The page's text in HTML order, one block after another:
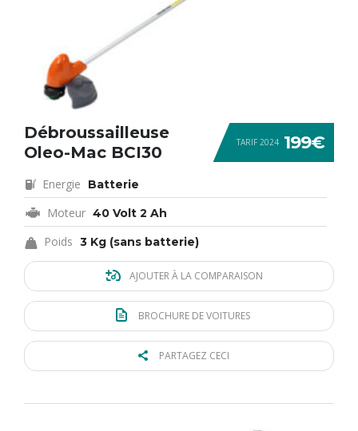
TARIF 2024 199€
Débroussailleuse
Oleo-Mac BCI30
Energie Batterie
Moteur 40 Volt 2 Ah
Poids 3 Kg (sans batterie)
AJOUTER À LA COMPARAISON
BROCHURE DE VOITURES
PARTAGEZ CECI